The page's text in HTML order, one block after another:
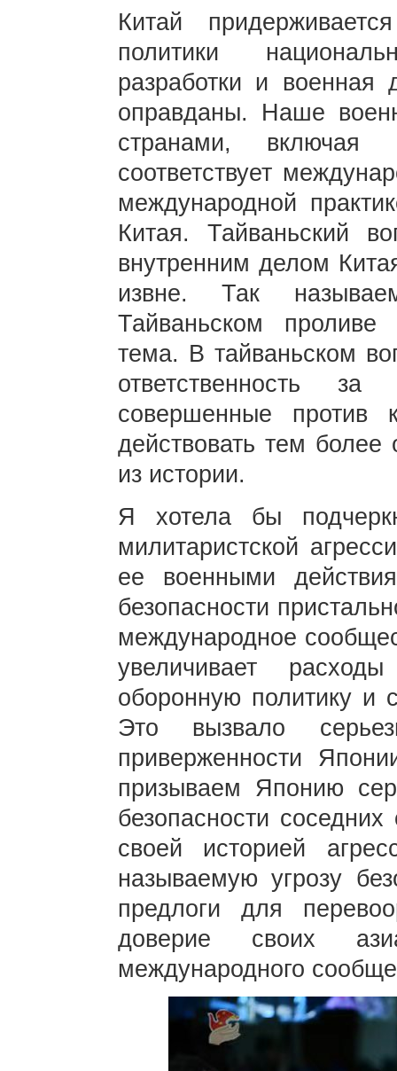
Китай
политики
разработки и военная
оправданы. Наше
странами, включая
соответствует
международной
Китая. Тайваньский
внутренним делом
извне. Так
Тайваньском
тема. В тайваньском
ответственность за
совершенные против
действовать тем более
из истории.
Я хотела бы
милитаристской
ее военными
безопасности
международное
увеличивает
оборонную политику и
Это вызвало
приверженности
призываем Японию
безопасности
своей историей
называемую угрозу
предлоги для
доверие своих
международного